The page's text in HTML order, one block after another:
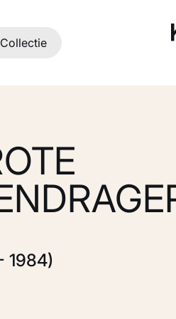
Collectie
1984)